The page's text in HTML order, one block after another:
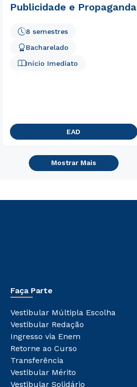
Publicidade e Propaganda
Bacharelado
8 semestres
Início Imediato
EAD
Mostrar Mais
Faça Parte
Vestibular Múltipla Escolha
Vestibular Redação
Ingresso via Enem
Retorne ao Curso
Transferência
Vestibular Mérito
Vestibular Solidário